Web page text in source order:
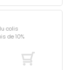
colis
de 10%